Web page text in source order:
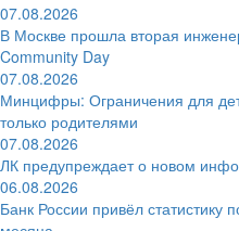
07.08.2026
В Москве прошла вторая
Community Day
07.08.2026
Минцифры: Ограничения для
только родителями
07.08.2026
ЛК предупреждает о новом
06.08.2026
Банк России привёл статистику